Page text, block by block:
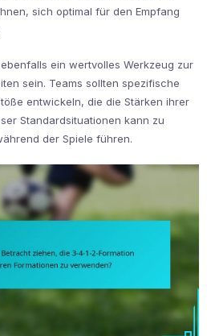
sich optimal für den Empfang
ein wertvolles Werkzeug zur
sein. Teams sollten spezifische
entwickeln, die die Stärken ihrer
Standardsituationen kann zu
der Spiele führen.